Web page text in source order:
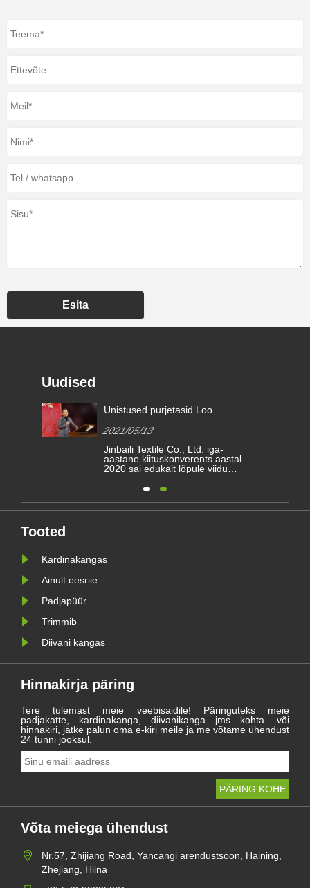
Esita
Uudised
Unistused purjetasid Loo
tunnustusauhinnad 2020
2021/05/13
Jinbaili Textile Co., Ltd. iga-
aastane kiituskonverents aastal
2020 sai edukalt lõpule viidud.
Hainingisse, et vaadata üle
raskused ja saavutused ning
Tooted
Kardinakangas
Ainult eesriie
Padjapüür
Trimmib
Diivani kangas
Hinnakirja päring
Tere tulemast meie veebisaidile! Päringuteks meie
padjakatte, kardinakanga, diivanikanga jms kohta. või
hinnakiri, jätke palun oma e-kiri meile ja me võtame ühendust
24 tunni jooksul.
Võta meiega ühendust
Nr.57, Zhijiang Road, Yancangi arendustsoon, Haining,
Zhejiang, Hiina